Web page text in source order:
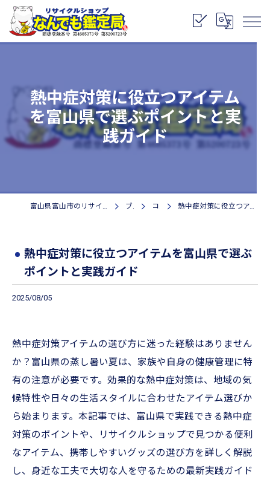
熱中症対策に役立つアイテム
を富山県で選ぶポイントと実
践ガイド
富山県富山市のリサイクルショップなら株式会社なんでも鑑定局 ブログ コラム 熱中症対策に役立つアイテムを富山県で選ぶポイントと実践ガイド
熱中症対策に役立つアイテムを富山県で選ぶ
ポイントと実践ガイド
2025/08/05
熱中症対策アイテムの選び方に迷った経験はありません
か？富山県の蒸し暑い夏は、家族や自身の健康管理に特
有の注意が必要です。効果的な熱中症対策は、地域の気
候特性や日々の生活スタイルに合わせたアイテム選びか
ら始まります。本記事では、富山県で実践できる熱中症
対策のポイントや、リサイクルショップで見つかる便利
なアイテム、携帯しやすいグッズの選び方を詳しく解説
し、身近な工夫で大切な人を守るための最新実践ガイド